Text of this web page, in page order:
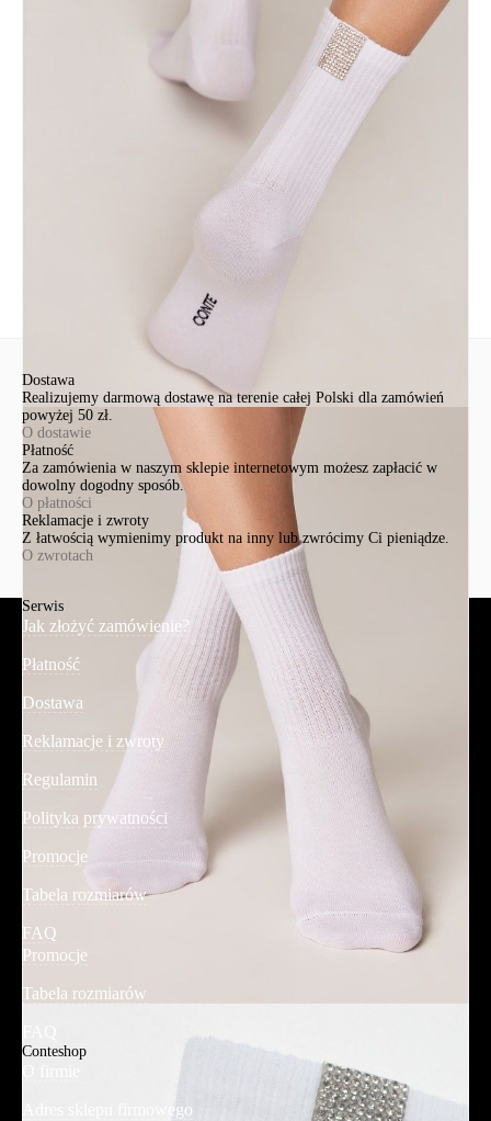
bawełna 62%, poliamid 35%, elastan 3%
EuroTrade Tex Sp z o.o.
Ten produkt nie ma pytań Możesz zadać pytanie, klikając przycisk
Dostawa
Realizujemy darmową dostawę na terenie całej Polski dla zamówień
powyżej 50 zł.
O dostawie
Płatność
Za zamówienia w naszym sklepie internetowym możesz zapłacić w
dowolny dogodny sposób.
O płatności
Reklamacje i zwroty
Z łatwością wymienimy produkt na inny lub zwrócimy Ci pieniądze.
O zwrotach
Serwis
Jak złożyć zamówienie?
Płatność
Dostawa
Reklamacje i zwroty
Regulamin
Polityka prywatności
Promocje
Tabela rozmiarów
FAQ
Promocje
Tabela rozmiarów
Conteshop
Adres sklepu firmowego